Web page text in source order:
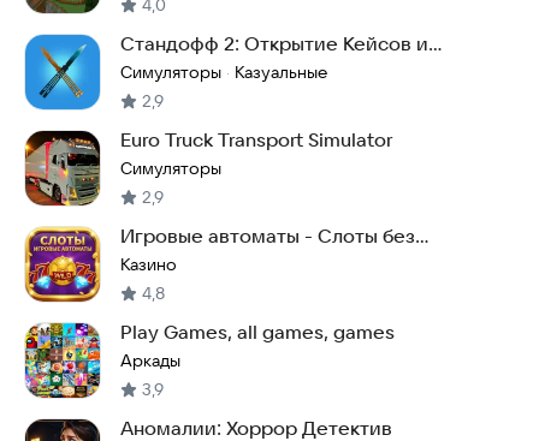
4,0
Стандофф 2: Открытие Кейсов и
Продажа
Симуляторы · Казуальные
2,9
Euro Truck Transport Simulator
Симуляторы
2,9
Игровые автоматы - Слоты без
интернета
Казино
4,8
Play Games, all games, games
Аркады
3,9
Аномалии: Хоррор Детектив